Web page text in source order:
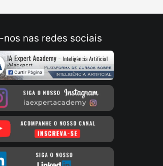
nos nas redes sociais